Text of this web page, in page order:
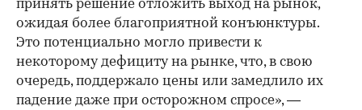
принять решение отложить выход на рынок,
ожидая более благоприятной конъюнктуры.
Это потенциально могло привести к
некоторому дефициту на рынке, что, в свою
очередь, поддержало цены или замедлило их
падение даже при осторожном спросе», —